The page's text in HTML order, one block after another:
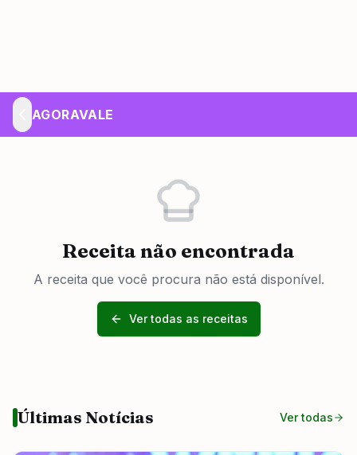
AGORAVALE
Receita não encontrada
A receita que você procura não está disponível.
Ver todas as receitas
Últimas Notícias Ver todas